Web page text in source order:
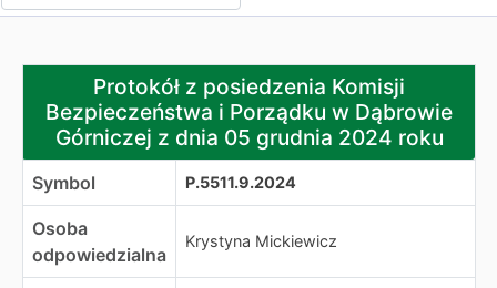
Protokół z posiedzenia Komisji Bezpieczeństwa i
Protokół z posiedzenia Komisji
Bezpieczeństwa i Porządku w Dąbrowie
Górniczej z dnia 05 grudnia 2024 roku
Symbol P.5511.9.2024
Osoba
odpowiedzialna
Krystyna Mickiewicz